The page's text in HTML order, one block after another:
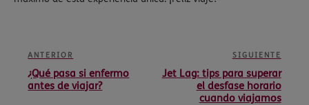
ANTERIOR
¿Qué pasa si enfermo
antes de viajar?
SIGUIENTE
Jet Lag: tips para superar
el desfase horario
cuando viajamos